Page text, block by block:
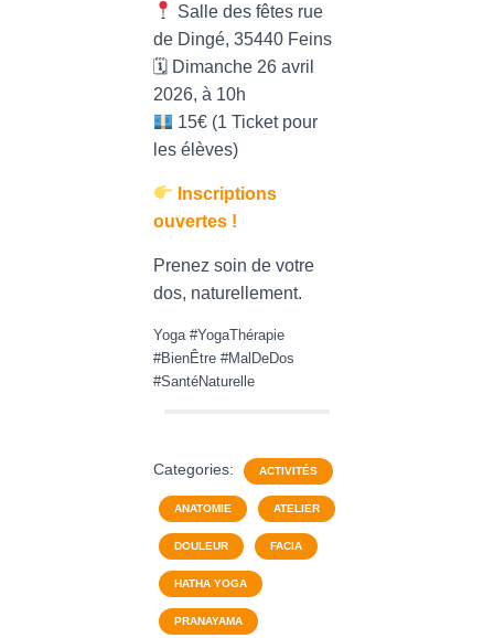
Salle des fêtes rue
de Dingé, 35440 Feins
🗓 Dimanche 26 avril
2026, à 10h
15€ (1 Ticket pour
les élèves)
Inscriptions
ouvertes !
Prenez soin de votre
dos, naturellement.
Yoga #YogaThérapie
#BienÊtre #MalDeDos
#SantéNaturelle
Categories: ACTIVITÉS
ANATOMIE ATELIER
DOULEUR FACIA
HATHA YOGA
PRANAYAMA